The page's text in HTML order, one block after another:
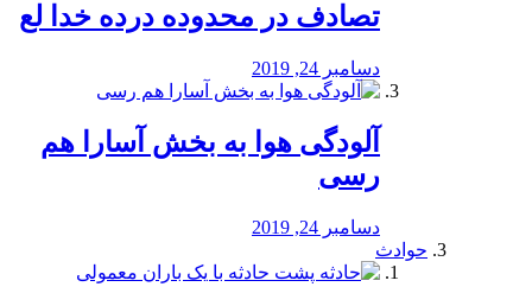
تصادف در محدوده درده خدا لع
دسامبر 24, 2019
آلودگی هوا به بخش آسارا هم
رسی
دسامبر 24, 2019
حوادث